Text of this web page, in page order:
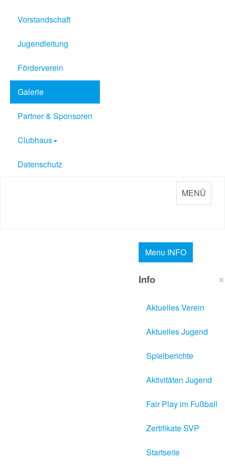
Vorstandschaft
Jugendleitung
Förderverein
Galerie
Partner & Sponsoren
Clubhaus
Datenschutz
MENÜ
Menu INFO
×
Info
Aktuelles Verein
Aktuelles Jugend
Spielberichte
Aktivitäten Jugend
Fair Play im Fußball
Zertifikate SVP
Startseite